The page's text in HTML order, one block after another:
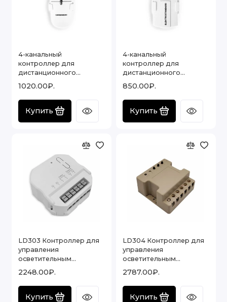
4-канальный
контроллер для
дистанционного
16002/04
1020.00₽.
Купить
4-канальный
контроллер для
дистанционного
16004/04
850.00₽.
Купить
LD303 Контроллер для
управления
осветительным
канала, радиочастотный
2.6А канал , 48531
2248.00₽.
Купить
LD304 Контроллер для
управления
осветительным
канала, радиочастотный
2.6А на канал, AC230V,
50HZ , 48532
2787.00₽.
Купить